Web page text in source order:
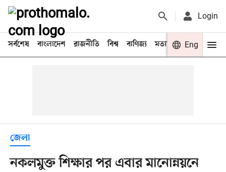
Login
সর্বশেষ বাংলাদেশ রাজনীতি বিশ্ব বাণিজ্য মতামত খেলা
Eng
জেলা
নকলমুক্ত শিক্ষার পর এবার মানোন্নয়নে